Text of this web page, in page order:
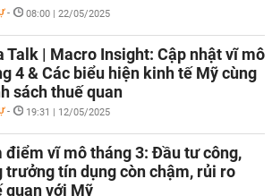
- 08:00 | 22/05/2025
Talk | Macro Insight: Cập nhật vĩ mô
4 & Các biểu hiện kinh tế Mỹ cùng
sách thuế quan
- 19:31 | 12/05/2025
điểm vĩ mô tháng 3: Đầu tư công,
trưởng tín dụng còn chậm, rủi ro
quan với Mỹ